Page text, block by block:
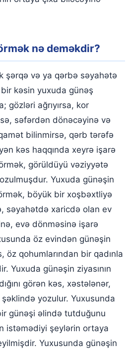
nə deməkdir?
şərqə və ya qərbə səyahətə
kəsin yuxuda günəş
gözləri ağrıyırsa, kor
səfərdən dönəcəyinə və
bilinmirsə, qərb tərəfə
kəs haqqında xeyrə işarə
görüldüyü vəziyyətə
Yuxuda günəşin
böyük bir xoşbəxtliyə
səyahətdə xaricdə olan ev
evə dönməsinə işarə
öz evindən günəşin
öz qohumlarından bir qadınla
Yuxuda günəşin ziyasının
görən kəs, xəstələnər,
yozulur. Yuxusunda
günəşi əlində tutduğunu
istəmədiyi şeylərin ortaya
Yuxusunda günəşin